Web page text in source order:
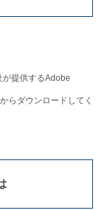
が提供するAdobe
らダウンロードしてく